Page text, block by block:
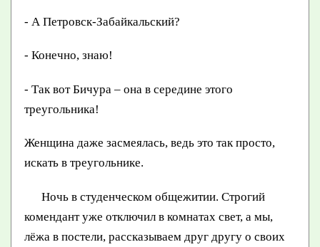
- А Петровск-Забайкальский?
- Конечно, знаю!
- Так вот Бичура – она в середине этого
треугольника!
Женщина даже засмеялась, ведь это так просто,
искать в треугольнике.
Ночь в студенческом общежитии. Строгий
комендант уже отключил в комнатах свет, а мы,
лёжа в постели, рассказываем друг другу о своих